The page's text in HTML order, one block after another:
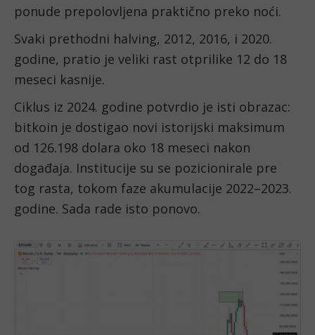
ponude prepolovljena praktično preko noći.
Svaki prethodni halving, 2012, 2016, i 2020.
godine, pratio je veliki rast otprilike 12 do 18
meseci kasnije.
Ciklus iz 2024. godine potvrdio je isti obrazac:
bitkoin je dostigao novi istorijski maksimum
od 126.198 dolara oko 18 meseci nakon
događaja. Institucije su se pozicionirale pre
tog rasta, tokom faze akumulacije 2022–2023.
godine. Sada rade isto ponovo.